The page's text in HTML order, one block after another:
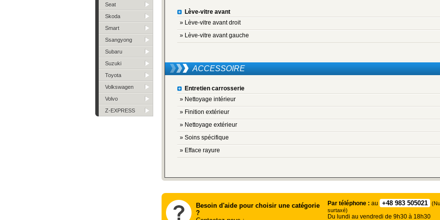
Seat
Skoda
Smart
Ssangyong
Subaru
Suzuki
Toyota
Volkswagen
Volvo
Z-EXPRESS
Lève-vitre avant
» Lève-vitre avant droit
» Lève-vitre avant gauche
ACCESSOIRE
Entretien carrosserie
» Nettoyage intérieur
» Finition extérieur
» Nettoyage extérieur
» Soins spécifique
» Efface rayure
Besoin d'aide pour choisir une catégorie
?
Par téléphone : au +48 983 505021
surtaxé)
Du lundi au vendredi de 9h30 à 18h30